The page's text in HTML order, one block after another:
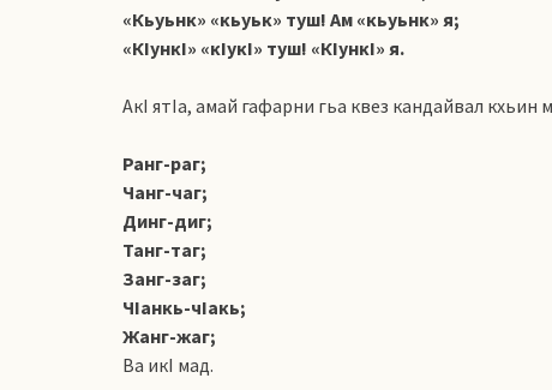
«Кьуьнк» «кьуьк» туш! Ам «кьуьнк» я;
«КIункI» «кIукI» туш! «КIункI» я.
АкI ятIа, амай гафарни гьа квез кандайвал кхьин
Ранг-раг;
Чанг-чаг;
Динг-диг;
Танг-таг;
Занг-заг;
ЧIанкь-чIакь;
Жанг-жаг;
Ва икI мад.